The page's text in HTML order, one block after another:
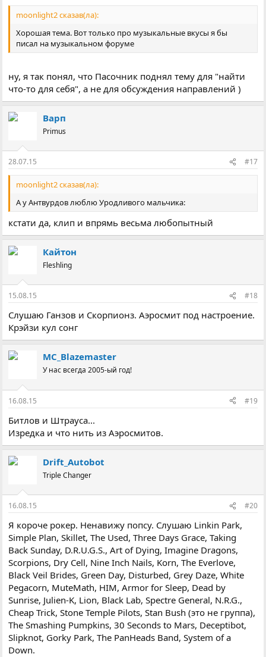
moonlight2 сказав(ла):
Хорошая тема. Вот только про музыкальные вкусы я бы
писал на музыкальном форуме
ну, я так понял, что Пасочник поднял тему для "найти
что-то для себя", а не для обсуждения направлений )
Варп
Primus
28.07.15 #17
moonlight2 сказав(ла):
А у Антвурдов люблю Уродливого мальчика:
кстати да, клип и впрямь весьма любопытный
Кайтон
Fleshling
15.08.15 #18
Слушаю Ганзов и Скорпионз. Аэросмит под настроение.
Крэйзи кул сонг
MC_Blazemaster
У нас всегда 2005-ый год!
16.08.15 #19
Битлов и Штрауса...
Изредка и что нить из Аэросмитов.
Drift_Autobot
Triple Changer
16.08.15 #20
Я короче рокер. Ненавижу попсу. Слушаю Linkin Park,
Simple Plan, Skillet, The Used, Three Days Grace, Taking
Back Sunday, D.R.U.G.S., Art of Dying, Imagine Dragons,
Scorpions, Dry Cell, Nine Inch Nails, Korn, The Everlove,
Black Veil Brides, Green Day, Disturbed, Grey Daze, White
Pegacorn, MuteMath, HIM, Armor for Sleep, Dead by
Sunrise, Julien-K, Lion, Black Lab, Spectre General, N.R.G.,
Cheap Trick, Stone Temple Pilots, Stan Bush (это не группа),
The Smashing Pumpkins, 30 Seconds to Mars, Deceptibot,
Slipknot, Gorky Park, The PanHeads Band, System of a
Down.